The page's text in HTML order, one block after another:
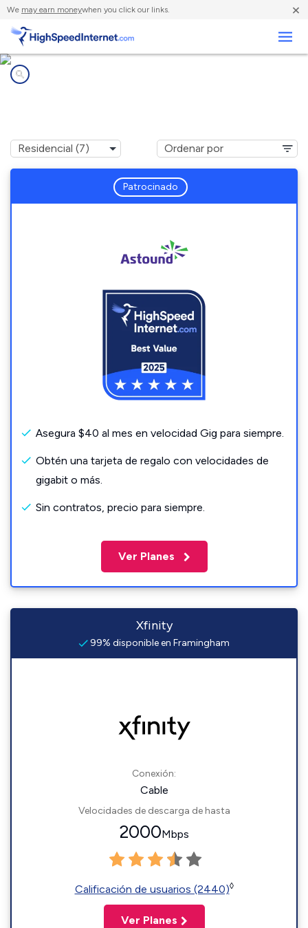
We may earn moneywhen you click our links. ×
Patrocinado
Asegura $40 al mes en velocidad Gig para siempre.
Obtén una tarjeta de regalo con velocidades de
gigabit o más.
Sin contratos, precio para siempre.
Ver Planes
Xfinity
99% disponible en Framingham
Conexión:
Cable
Velocidades de descarga de hasta
2000Mbps
Calificación de usuarios (2440)◊
Ver Planes